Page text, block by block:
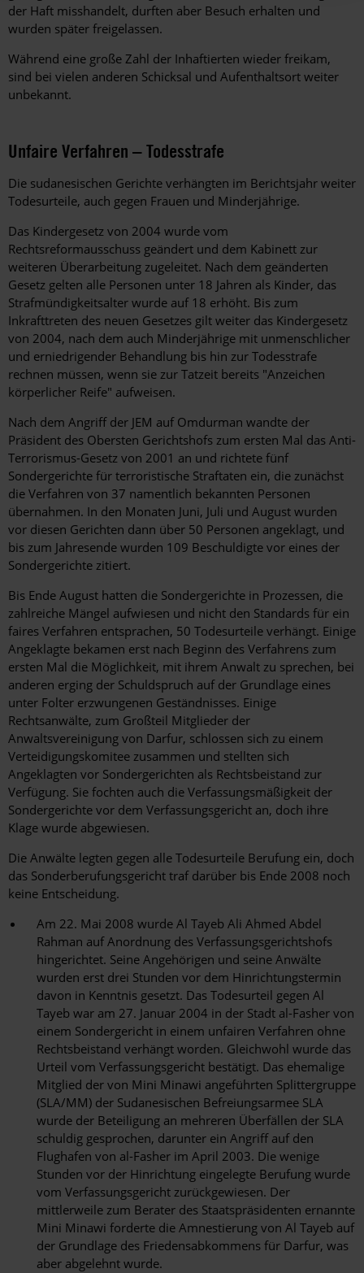
der Haft misshandelt, durften aber Besuch erhalten und
wurden später freigelassen.
Während eine große Zahl der Inhaftierten wieder freikam,
sind bei vielen anderen Schicksal und Aufenthaltsort weiter
unbekannt.
Unfaire Verfahren – Todesstrafe
Die sudanesischen Gerichte verhängten im Berichtsjahr weiter
Todesurteile, auch gegen Frauen und Minderjährige.
Das Kindergesetz von 2004 wurde vom
Rechtsreformausschuss geändert und dem Kabinett zur
weiteren Überarbeitung zugeleitet. Nach dem geänderten
Gesetz gelten alle Personen unter 18 Jahren als Kinder, das
Strafmündigkeitsalter wurde auf 18 erhöht. Bis zum
Inkrafttreten des neuen Gesetzes gilt weiter das Kindergesetz
von 2004, nach dem auch Minderjährige mit unmenschlicher
und erniedrigender Behandlung bis hin zur Todesstrafe
rechnen müssen, wenn sie zur Tatzeit bereits "Anzeichen
körperlicher Reife" aufweisen.
Nach dem Angriff der JEM auf Omdurman wandte der
Präsident des Obersten Gerichtshofs zum ersten Mal das Anti-
Terrorismus-Gesetz von 2001 an und richtete fünf
Sondergerichte für terroristische Straftaten ein, die zunächst
die Verfahren von 37 namentlich bekannten Personen
übernahmen. In den Monaten Juni, Juli und August wurden
vor diesen Gerichten dann über 50 Personen angeklagt, und
bis zum Jahresende wurden 109 Beschuldigte vor eines der
Sondergerichte zitiert.
Bis Ende August hatten die Sondergerichte in Prozessen, die
zahlreiche Mängel aufwiesen und nicht den Standards für ein
faires Verfahren entsprachen, 50 Todesurteile verhängt. Einige
Angeklagte bekamen erst nach Beginn des Verfahrens zum
ersten Mal die Möglichkeit, mit ihrem Anwalt zu sprechen, bei
anderen erging der Schuldspruch auf der Grundlage eines
unter Folter erzwungenen Geständnisses. Einige
Rechtsanwälte, zum Großteil Mitglieder der
Anwaltsvereinigung von Darfur, schlossen sich zu einem
Verteidigungskomitee zusammen und stellten sich
Angeklagten vor Sondergerichten als Rechtsbeistand zur
Verfügung. Sie fochten auch die Verfassungsmäßigkeit der
Sondergerichte vor dem Verfassungsgericht an, doch ihre
Klage wurde abgewiesen.
Die Anwälte legten gegen alle Todesurteile Berufung ein, doch
das Sonderberufungsgericht traf darüber bis Ende 2008 noch
keine Entscheidung.
Am 22. Mai 2008 wurde Al Tayeb Ali Ahmed Abdel
Rahman auf Anordnung des Verfassungsgerichtshofs
hingerichtet. Seine Angehörigen und seine Anwälte
wurden erst drei Stunden vor dem Hinrichtungstermin
davon in Kenntnis gesetzt. Das Todesurteil gegen Al
Tayeb war am 27. Januar 2004 in der Stadt al-Fasher von
einem Sondergericht in einem unfairen Verfahren ohne
Rechtsbeistand verhängt worden. Gleichwohl wurde das
Urteil vom Verfassungsgericht bestätigt. Das ehemalige
Mitglied der von Mini Minawi angeführten Splittergruppe
(SLA/MM) der Sudanesischen Befreiungsarmee SLA
wurde der Beteiligung an mehreren Überfällen der SLA
schuldig gesprochen, darunter ein Angriff auf den
Flughafen von al-Fasher im April 2003. Die wenige
Stunden vor der Hinrichtung eingelegte Berufung wurde
vom Verfassungsgericht zurückgewiesen. Der
mittlerweile zum Berater des Staatspräsidenten ernannte
Mini Minawi forderte die Amnestierung von Al Tayeb auf
der Grundlage des Friedensabkommens für Darfur, was
aber abgelehnt wurde.